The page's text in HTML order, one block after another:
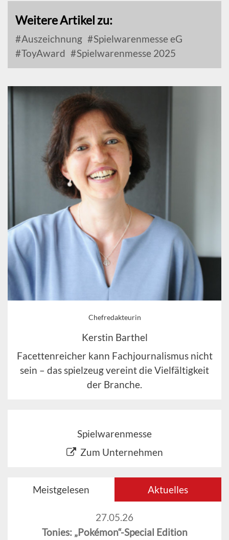
Weitere Artikel zu:
Auszeichnung
Spielwarenmesse eG
ToyAward
Spielwarenmesse 2025
Chefredakteurin
Kerstin Barthel
Facettenreicher kann Fachjournalismus nicht
sein – das spielzeug vereint die Vielfältigkeit
der Branche.
Spielwarenmesse
Zum Unternehmen
Meistgelesen Aktuelles
27.05.26
Tonies: „Pokémon“-Special Edition